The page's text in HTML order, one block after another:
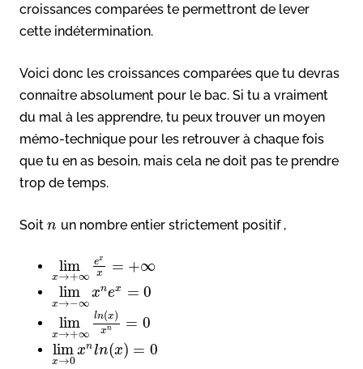
croissances comparées te permettront de lever
cette indétermination.
Voici donc les croissances comparées que tu devras
connaitre absolument pour le bac. Si tu a vraiment
du mal à les apprendre, tu peux trouver un moyen
mémo-technique pour les retrouver à chaque fois
que tu en as besoin, mais cela ne doit pas te prendre
trop de temps.
Soit n un nombre entier strictement positif ,
lim
x→+∞
ex
x = +∞
lim
x→−∞
xnex = 0
lim
x→+∞
ln(x)
xn = 0
lim
x→0
xnln(x) = 0